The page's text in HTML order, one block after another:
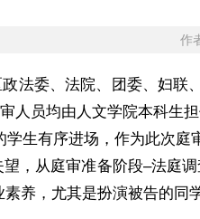
作
法委、法院、团委、妇联
人员均由人文学院本科生
生有序进场，作为此次庭
，从庭审准备阶段–法庭
养，尤其是扮演被告的